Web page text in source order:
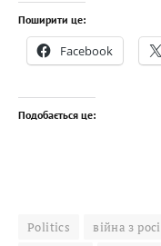
Поширити це:
Facebook
Подобається це:
Politics війна з